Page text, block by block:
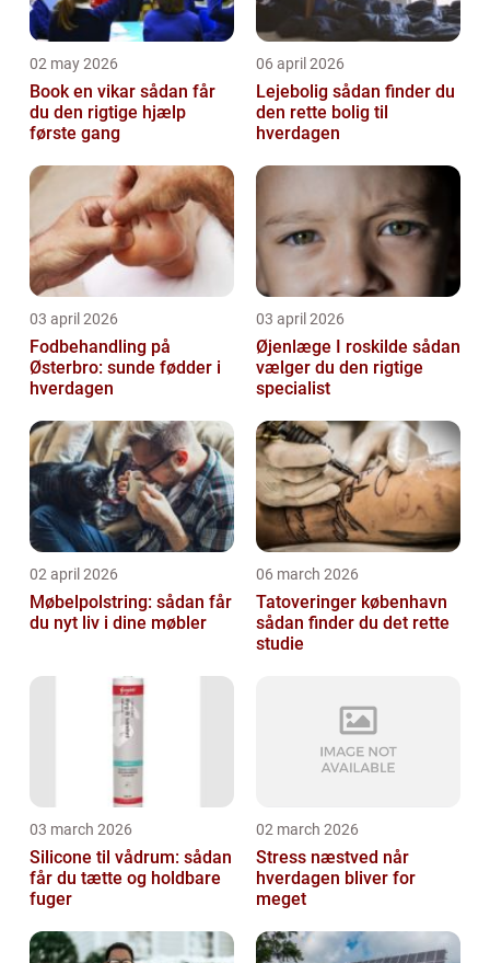
02 may 2026
Book en vikar sådan får
du den rigtige hjælp
første gang
06 april 2026
Lejebolig sådan finder du
den rette bolig til
hverdagen
03 april 2026
Fodbehandling på
Østerbro: sunde fødder i
hverdagen
03 april 2026
Øjenlæge I roskilde sådan
vælger du den rigtige
specialist
02 april 2026
Møbelpolstring: sådan får
du nyt liv i dine møbler
06 march 2026
Tatoveringer københavn
sådan finder du det rette
studie
03 march 2026
Silicone til vådrum: sådan
får du tætte og holdbare
fuger
02 march 2026
Stress næstved når
hverdagen bliver for
meget